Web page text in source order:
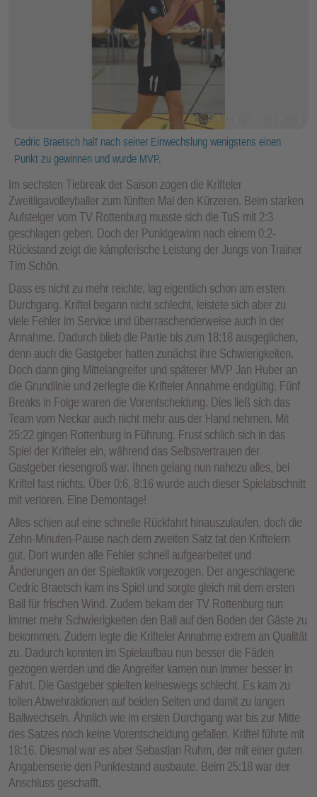
Cedric Braetsch half nach seiner Einwechslung wenigstens einen
Punkt zu gewinnen und wurde MVP.
Im sechsten Tiebreak der Saison zogen die Krifteler
Zweitligavolleyballer zum fünften Mal den Kürzeren. Beim starken
Aufsteiger vom TV Rottenburg musste sich die TuS mit 2:3
geschlagen geben. Doch der Punktgewinn nach einem 0:2-
Rückstand zeigt die kämpferische Leistung der Jungs von Trainer
Tim Schön.
Dass es nicht zu mehr reichte, lag eigentlich schon am ersten
Durchgang. Kriftel begann nicht schlecht, leistete sich aber zu
viele Fehler im Service und überraschenderweise auch in der
Annahme. Dadurch blieb die Partie bis zum 18:18 ausgeglichen,
denn auch die Gastgeber hatten zunächst ihre Schwierigkeiten.
Doch dann ging Mittelangreifer und späterer MVP Jan Huber an
die Grundlinie und zerlegte die Krifteler Annahme endgültig. Fünf
Breaks in Folge waren die Vorentscheidung. Dies ließ sich das
Team vom Neckar auch nicht mehr aus der Hand nehmen. Mit
25:22 gingen Rottenburg in Führung. Frust schlich sich in das
Spiel der Krifteler ein, während das Selbstvertrauen der
Gastgeber riesengroß war. Ihnen gelang nun nahezu alles, bei
Kriftel fast nichts. Über 0:6, 8:16 wurde auch dieser Spielabschnitt
mit verloren. Eine Demontage!
Alles schien auf eine schnelle Rückfahrt hinauszulaufen, doch die
Zehn-Minuten-Pause nach dem zweiten Satz tat den Kriftelern
gut. Dort wurden alle Fehler schnell aufgearbeitet und
Änderungen an der Spieltaktik vorgezogen. Der angeschlagene
Cedric Braetsch kam ins Spiel und sorgte gleich mit dem ersten
Ball für frischen Wind. Zudem bekam der TV Rottenburg nun
immer mehr Schwierigkeiten den Ball auf den Boden der Gäste zu
bekommen. Zudem legte die Krifteler Annahme extrem an Qualität
zu. Dadurch konnten im Spielaufbau nun besser die Fäden
gezogen werden und die Angreifer kamen nun immer besser in
Fahrt. Die Gastgeber spielten keineswegs schlecht. Es kam zu
tollen Abwehraktionen auf beiden Seiten und damit zu langen
Ballwechseln. Ähnlich wie im ersten Durchgang war bis zur Mitte
des Satzes noch keine Vorentscheidung gefallen. Kriftel führte mit
18:16. Diesmal war es aber Sebastian Ruhm, der mit einer guten
Angabenserie den Punktestand ausbaute. Beim 25:18 war der
Anschluss geschafft.